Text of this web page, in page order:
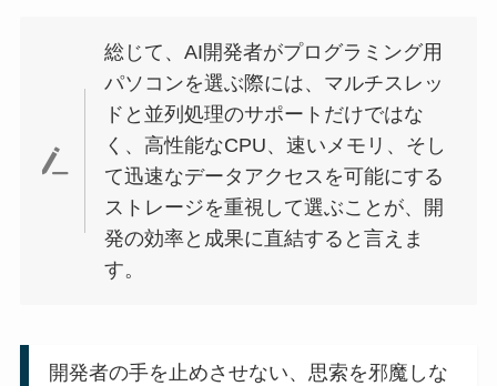
総じて、AI開発者がプログラミング用
パソコンを選ぶ際には、マルチスレッ
ドと並列処理のサポートだけではな
く、高性能なCPU、速いメモリ、そし
て迅速なデータアクセスを可能にする
ストレージを重視して選ぶことが、開
発の効率と成果に直結すると言えま
す。
開発者の手を止めさせない、思索を邪魔しな